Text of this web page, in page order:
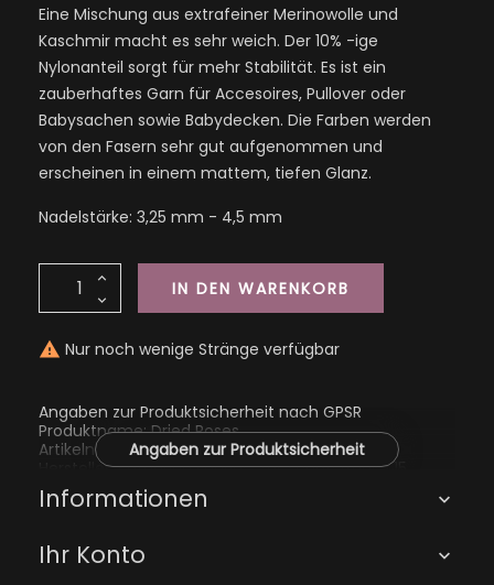
Eine Mischung aus extrafeiner Merinowolle und
Kaschmir macht es sehr weich. Der 10% -ige
Nylonanteil sorgt für mehr Stabilität. Es ist ein
zauberhaftes Garn für Accesoires, Pullover oder
Babysachen sowie Babydecken. Die Farben werden
von den Fasern sehr gut aufgenommen und
erscheinen in einem mattem, tiefen Glanz.
Nadelstärke: 3,25 mm - 4,5 mm
IN DEN WARENKORB
 Nur noch wenige Stränge verfügbar
Angaben zur Produktsicherheit nach GPSR
Produktname: Dried Roses
Artikelnummer: 1948
Hersteller: Katharina Eberius, Zur Schafstränke 15,
01705 Freital, kathi@kathienchen.de
Angaben zur Produktsicherheit
Informationen 
Ihr Konto 